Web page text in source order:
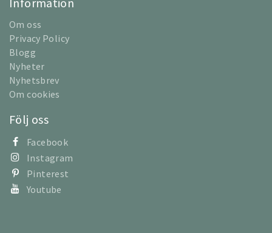
Om oss
Privacy Policy
Blogg
Nyheter
Nyhetsbrev
Om cookies
Följ oss
Facebook
Instagram
Pinterest
Youtube